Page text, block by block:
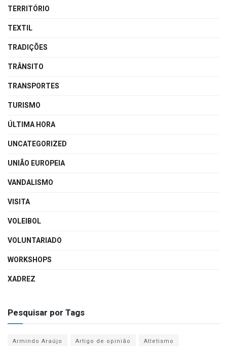
TERRITÓRIO
TEXTIL
TRADIÇÕES
TRÂNSITO
TRANSPORTES
TURISMO
ÚLTIMA HORA
UNCATEGORIZED
UNIÃO EUROPEIA
VANDALISMO
VISITA
VOLEIBOL
VOLUNTARIADO
WORKSHOPS
XADREZ
Pesquisar por Tags
Armindo Araújo Artigo de opinião
Atletismo